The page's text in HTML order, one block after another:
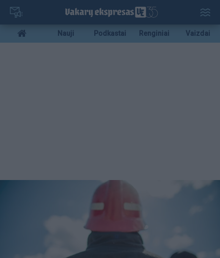
Pereiti
pagrindinį
turinį
Mobile
menu
Nauji Podkastai Renginiai Vaizdai